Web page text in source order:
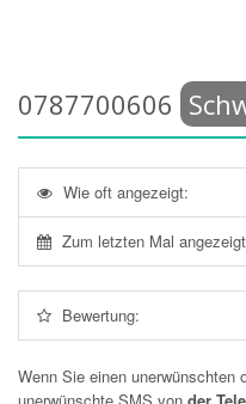
0787700606
Wie oft angezeigt:
Zum letzten Mal
Bewertung:
Wenn Sie einen unerwünschten